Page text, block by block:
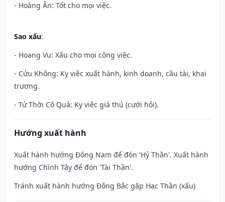
- Hoàng Ân: Tốt cho mọi việc.
Sao xấu:
- Hoang Vu: Xấu cho mọi công việc.
- Cửu Không: Kỵ việc xuất hành, kinh doanh, cầu tài, khai
trương.
- Tứ Thời Cô Quả: Kỵ việc giá thú (cưới hỏi).
Hướng xuất hành
Xuất hành hướng Đông Nam để đón 'Hỷ Thần'. Xuất hành
hướng Chính Tây để đón 'Tài Thần'.
Tránh xuất hành hướng Đông Bắc gặp Hạc Thần (xấu)